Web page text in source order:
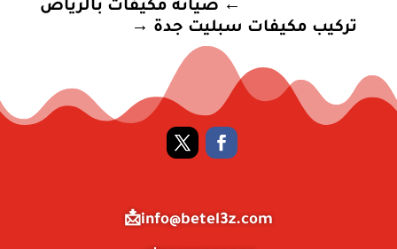
← صيانة مكيفات بالرياض
تركيب مكيفات سبليت جدة →
info@betel3z.com📩